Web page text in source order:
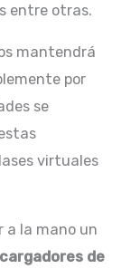
entre otras.
mantendrá
por
se
virtuales
a la mano un
cargadores de